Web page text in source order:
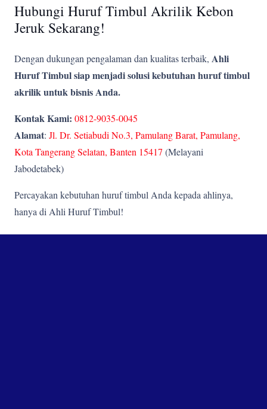
Hubungi Huruf Timbul Akrilik Kebon
Jeruk Sekarang!
Dengan dukungan pengalaman dan kualitas terbaik, Ahli
Huruf Timbul siap menjadi solusi kebutuhan huruf timbul
akrilik untuk bisnis Anda.
Kontak Kami: 0812-9035-0045
Alamat: Jl. Dr. Setiabudi No.3, Pamulang Barat, Pamulang,
Kota Tangerang Selatan, Banten 15417 (Melayani
Jabodetabek)
Percayakan kebutuhan huruf timbul Anda kepada ahlinya,
hanya di Ahli Huruf Timbul!